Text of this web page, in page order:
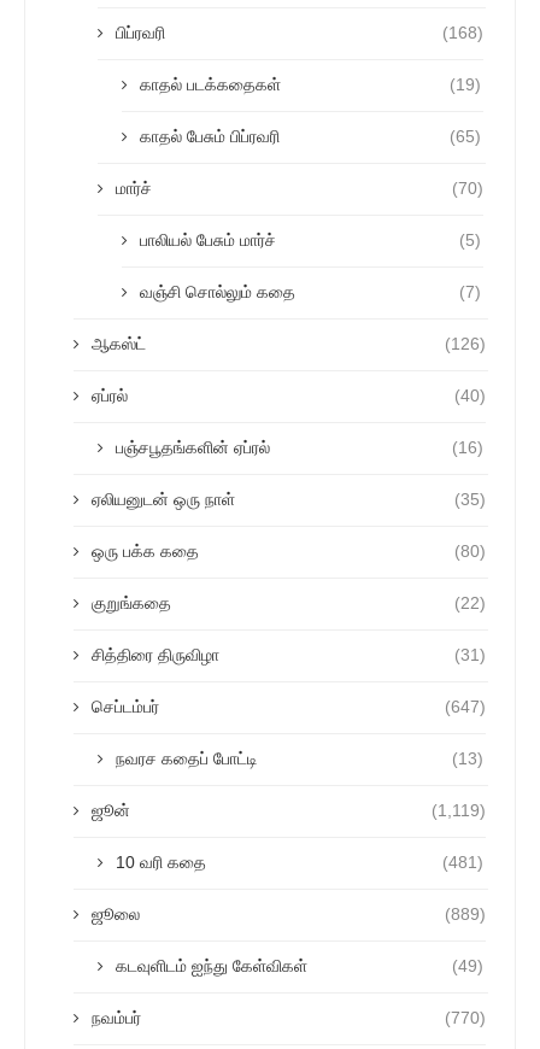
பிப்ரவரி (168)
காதல் படக்கதைகள் (19)
காதல் பேசும் பிப்ரவரி (65)
மார்ச் (70)
பாலியல் பேசும் மார்ச் (5)
வஞ்சி சொல்லும் கதை (7)
ஆகஸ்ட் (126)
ஏப்ரல் (40)
பஞ்சபூதங்களின் ஏப்ரல் (16)
ஏலியனுடன் ஒரு நாள் (35)
ஒரு பக்க கதை (80)
குறுங்கதை (22)
சித்திரை திருவிழா (31)
செப்டம்பர் (647)
நவரச கதைப் போட்டி (13)
ஜூன் (1,119)
10 வரி கதை (481)
ஜூலை (889)
கடவுளிடம் ஐந்து கேள்விகள் (49)
நவம்பர் (770)